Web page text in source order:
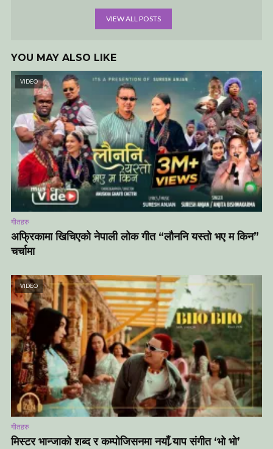
VIEW ALL POSTS
YOU MAY ALSO LIKE
VIDEO
गीतहरु
अफ्रिकामा खिचिएको नेपाली लोक गीत “लौननि यस्तो भए म किन”
चर्चामा
VIDEO
गीतहरु
मिस्टर भान्जाको शब्द र कम्पोजिसनमा नयाँ र्‍याप संगीत ‘भो भो’